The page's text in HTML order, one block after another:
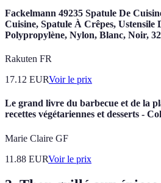
Fackelmann 49235 Spatule De
Cuisine, Spatule À Crêpes, Ustensile
Polypropylène, Nylon, Blanc, Noir,
Rakuten FR
17.12 EURVoir le prix
Le grand livre du barbecue et de la
recettes végétariennes et desserts -
Marie Claire GF
11.88 EURVoir le prix